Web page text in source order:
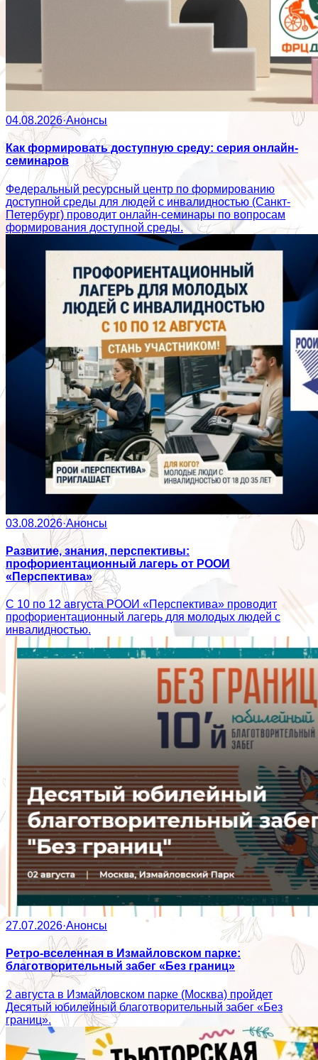
04.08.2026·Анонсы
Как формировать доступную среду: серия онлайн-
семинаров
Федеральный ресурсный центр по формированию
доступной среды для людей с инвалидностью (Санкт-
Петербург) проводит онлайн-семинары по вопросам
формирования доступной среды.
03.08.2026·Анонсы
Развитие, знания, перспективы:
профориентационный лагерь от РООИ
«Перспектива»
С 10 по 12 августа РООИ «Перспектива» проводит
профориентационный лагерь для молодых людей с
инвалидностью.
27.07.2026·Анонсы
Ретро-вселенная в Измайловском парке:
благотворительный забег «Без границ»
2 августа в Измайловском парке (Москва) пройдет
Десятый юбилейный благотворительный забег «Без
границ».